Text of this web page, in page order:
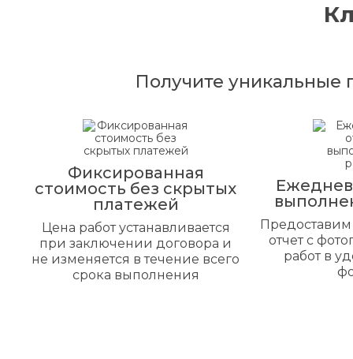
Получите уникальные
Фиксированная
стоимость без скрытых
платежей
Цена работ устанавливается
при заключении договора и
не изменяется в течение всего
срока выполнения
отчет с
работ в